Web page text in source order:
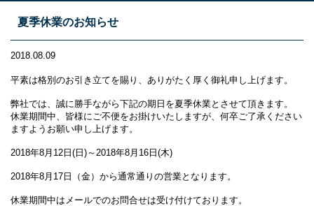
夏季休業のお知らせ
2018.08.09
平素は格別のお引き立てを賜り、ありがたく厚く御礼申し上げます。
弊社では、誠に勝手ながら下記の期日を夏季休業とさせて頂きます。
休業期間中、皆様にご不便をお掛けいたしますが、何卒ご了承ください
ますようお願い申し上げます。
2018年8月12日(日)～2018年8月16日(木)
2018年8月17日（金）から通常通りの営業となります。
休業期間中はメールでのお問合せは受け付けております。